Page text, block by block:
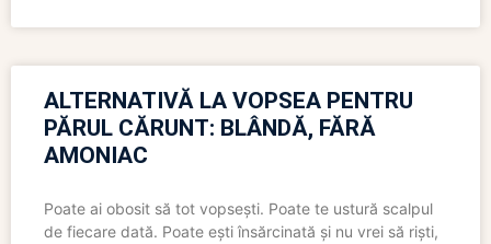
ALTERNATIVĂ LA VOPSEA PENTRU
PĂRUL CĂRUNT: BLÂNDĂ, FĂRĂ
AMONIAC
Poate ai obosit să tot vopsești. Poate te ustură scalpul
de fiecare dată. Poate ești însărcinată și nu vrei să riști,